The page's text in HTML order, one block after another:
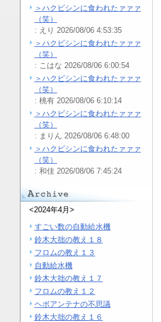
＞ハクビシンに食われたァァァ
（笑）
: えり 2026/08/06 4:53:35
＞ハクビシンに食われたァァァ
（笑）
: こはな 2026/08/06 6:00:54
＞ハクビシンに食われたァァァ
（笑）
: 桃有 2026/08/06 6:10:14
＞ハクビシンに食われたァァァ
（笑）
: まりん 2026/08/06 6:48:00
＞ハクビシンに食われたァァァ
（笑）
: 和佳 2026/08/06 7:45:24
<2024年4月>
すごい数の自動給水機
鈴木大拙の教え１８
フロムの教え１３
自動給水機
鈴木大拙の教え１７
フロムの教え１２
ヘボアンテナの不思議
鈴木大拙の教え１６